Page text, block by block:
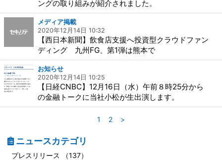
ングの取り組みが紹介されました。
メディア掲載
2020年12月14日 10:32
【西日本新聞】飲食店支援へ投資型クラウドファン
ディング 九州FG、第1弾は熊本で
お知らせ
2020年12月14日 10:25
【日経CNBC】12月16日（水）午前８時25分から
の金融トークに当社小松が生出演します。
1 2 >
ニュースカテゴリ
プレスリリース （137）